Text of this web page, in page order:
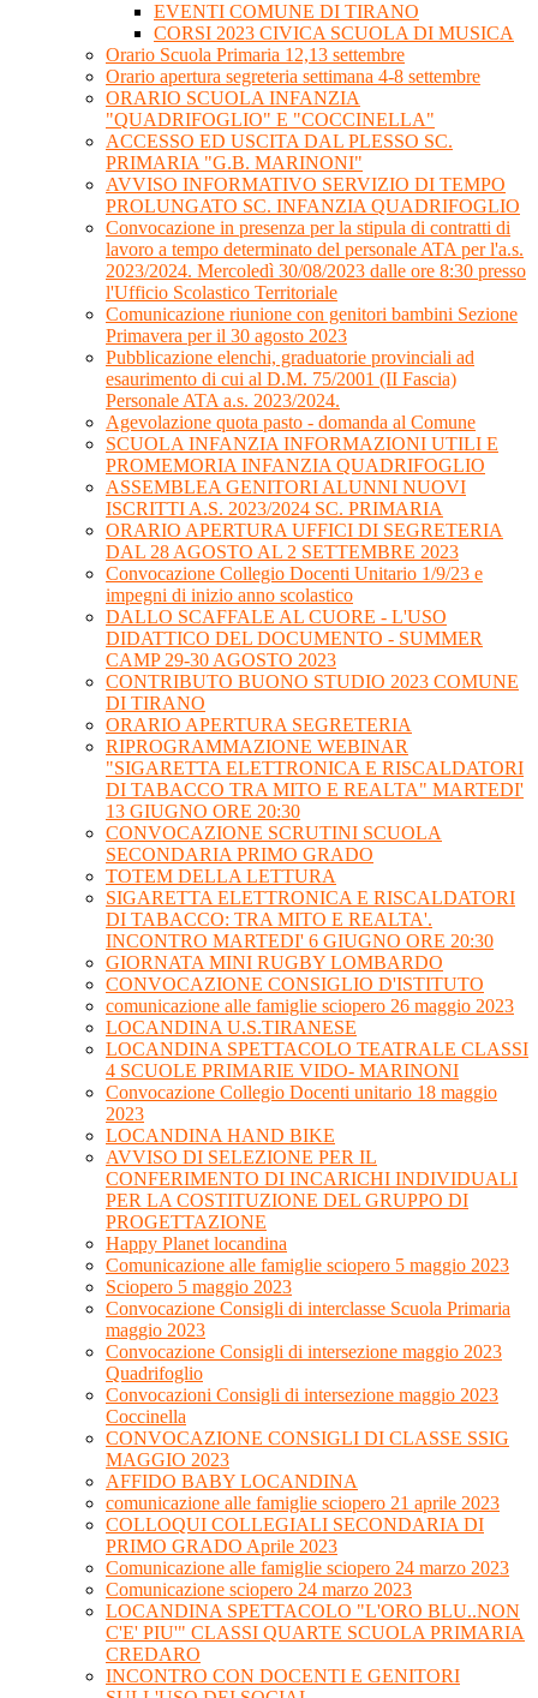
EVENTI COMUNE DI TIRANO
CORSI 2023 CIVICA SCUOLA DI MUSICA
Orario Scuola Primaria 12,13 settembre
Orario apertura segreteria settimana 4-8 settembre
ORARIO SCUOLA INFANZIA
"QUADRIFOGLIO" E "COCCINELLA"
ACCESSO ED USCITA DAL PLESSO SC.
PRIMARIA "G.B. MARINONI"
AVVISO INFORMATIVO SERVIZIO DI TEMPO
PROLUNGATO SC. INFANZIA QUADRIFOGLIO
Convocazione in presenza per la stipula di contratti di
lavoro a tempo determinato del personale ATA per l'a.s.
2023/2024. Mercoledì 30/08/2023 dalle ore 8:30 presso
l'Ufficio Scolastico Territoriale
Comunicazione riunione con genitori bambini Sezione
Primavera per il 30 agosto 2023
Pubblicazione elenchi, graduatorie provinciali ad
esaurimento di cui al D.M. 75/2001 (II Fascia)
Personale ATA a.s. 2023/2024.
Agevolazione quota pasto - domanda al Comune
SCUOLA INFANZIA INFORMAZIONI UTILI E
PROMEMORIA INFANZIA QUADRIFOGLIO
ASSEMBLEA GENITORI ALUNNI NUOVI
ISCRITTI A.S. 2023/2024 SC. PRIMARIA
ORARIO APERTURA UFFICI DI SEGRETERIA
DAL 28 AGOSTO AL 2 SETTEMBRE 2023
Convocazione Collegio Docenti Unitario 1/9/23 e
impegni di inizio anno scolastico
DALLO SCAFFALE AL CUORE - L'USO
DIDATTICO DEL DOCUMENTO - SUMMER
CAMP 29-30 AGOSTO 2023
CONTRIBUTO BUONO STUDIO 2023 COMUNE
DI TIRANO
ORARIO APERTURA SEGRETERIA
RIPROGRAMMAZIONE WEBINAR
"SIGARETTA ELETTRONICA E RISCALDATORI
DI TABACCO TRA MITO E REALTA" MARTEDI'
13 GIUGNO ORE 20:30
CONVOCAZIONE SCRUTINI SCUOLA
SECONDARIA PRIMO GRADO
TOTEM DELLA LETTURA
SIGARETTA ELETTRONICA E RISCALDATORI
DI TABACCO: TRA MITO E REALTA'.
INCONTRO MARTEDI' 6 GIUGNO ORE 20:30
GIORNATA MINI RUGBY LOMBARDO
CONVOCAZIONE CONSIGLIO D'ISTITUTO
comunicazione alle famiglie sciopero 26 maggio 2023
LOCANDINA U.S.TIRANESE
LOCANDINA SPETTACOLO TEATRALE CLASSI
4 SCUOLE PRIMARIE VIDO- MARINONI
Convocazione Collegio Docenti unitario 18 maggio
2023
LOCANDINA HAND BIKE
AVVISO DI SELEZIONE PER IL
CONFERIMENTO DI INCARICHI INDIVIDUALI
PER LA COSTITUZIONE DEL GRUPPO DI
PROGETTAZIONE
Happy Planet locandina
Comunicazione alle famiglie sciopero 5 maggio 2023
Sciopero 5 maggio 2023
Convocazione Consigli di interclasse Scuola Primaria
maggio 2023
Convocazione Consigli di intersezione maggio 2023
Quadrifoglio
Convocazioni Consigli di intersezione maggio 2023
Coccinella
CONVOCAZIONE CONSIGLI DI CLASSE SSIG
MAGGIO 2023
AFFIDO BABY LOCANDINA
comunicazione alle famiglie sciopero 21 aprile 2023
COLLOQUI COLLEGIALI SECONDARIA DI
PRIMO GRADO Aprile 2023
Comunicazione alle famiglie sciopero 24 marzo 2023
Comunicazione sciopero 24 marzo 2023
LOCANDINA SPETTACOLO "L'ORO BLU..NON
C'E' PIU'" CLASSI QUARTE SCUOLA PRIMARIA
CREDARO
INCONTRO CON DOCENTI E GENITORI